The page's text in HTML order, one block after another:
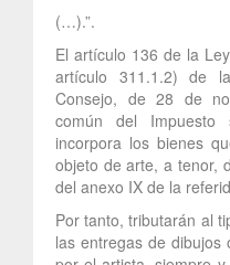
(…).”.
El artículo 136 de la
artículo 311.1.2) de
Consejo, de 28 de
común del
incorpora los bienes
objeto de arte, a tenor,
del anexo IX de la
Por tanto, tributarán al
las entregas de dibujos